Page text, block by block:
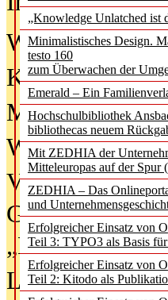
„Knowledge Unlatched ist
Minimalistisches Design.
testo 160
zum Überwachen der
Emerald – Ein
Hochschulbibliothek
bibliothecas neuem
Mit ZEDHIA der
Mitteleuropas auf der Spur
ZEDHIA – Das
und
Erfolgreicher Einsatz von
Teil 3: TYPO3 als Basis
Erfolgreicher Einsatz von
Teil 2: Kitodo als
Was
Kinder in der
Metadaten als
Wenn Bots
Von
Geisterjagd-
„Library of
Lesen als